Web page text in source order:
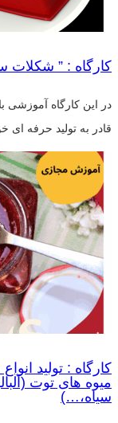
کارگاه : ”
در این کارگاه آموزشی
قادر به تولید حرفه ای
کارگاه : تولید
میوه های توت
سیاه،…)